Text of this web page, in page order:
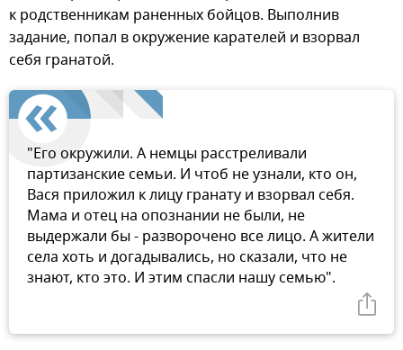
к родственникам раненных бойцов. Выполнив
задание, попал в окружение карателей и взорвал
себя гранатой.
"Его окружили. А немцы расстреливали
партизанские семьи. И чтоб не узнали, кто он,
Вася приложил к лицу гранату и взорвал себя.
Мама и отец на опознании не были, не
выдержали бы - разворочено все лицо. А жители
села хоть и догадывались, но сказали, что не
знают, кто это. И этим спасли нашу семью".